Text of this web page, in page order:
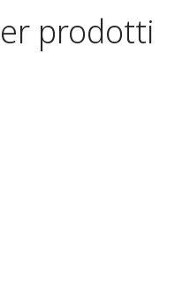
prodotti